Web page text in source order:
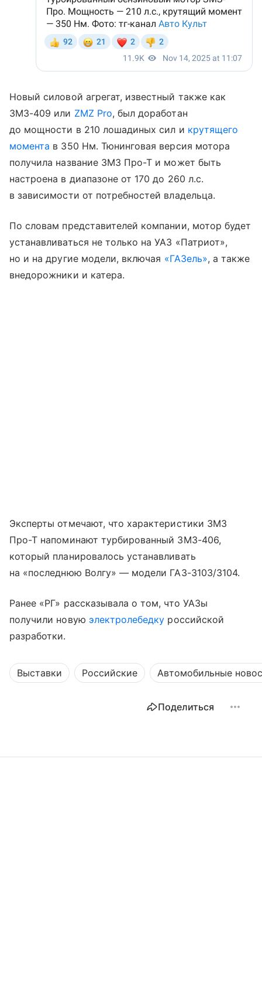
Новый силовой агрегат, известный также как
ЗМЗ-409 или ZMZ Pro, был доработан
до мощности в 210 лошадиных сил и крутящего
момента в 350 Нм. Тюнинговая версия мотора
получила название ЗМЗ Про-Т и может быть
настроена в диапазоне от 170 до 260 л.с.
в зависимости от потребностей владельца.
По словам представителей компании, мотор будет
устанавливаться не только на УАЗ «Патриот»,
но и на другие модели, включая «ГАЗель», а также
внедорожники и катера.
Эксперты отмечают, что характеристики ЗМЗ
Про-Т напоминают турбированный ЗМЗ-406,
который планировалось устанавливать
на «последнюю Волгу» — модели ГАЗ-3103/3104.
Ранее «РГ» рассказывала о том, что УАЗы
получили новую электролебедку российской
разработки.
Выставки Российские Автомобильные
Поделиться